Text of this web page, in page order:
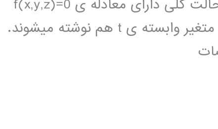
هستند که در حالت پارامتری بر حسب متغیر وابسته ی t هم نوشته میشوند.